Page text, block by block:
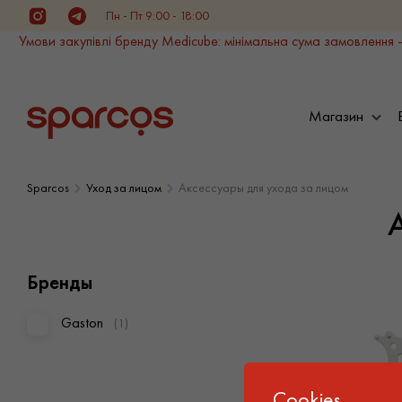
InstagramTelegramПн - Пт 9:00 - 18:00
Умови закупівлі бренду Medicube: мінімальна сума
Магазин
Sparcos Уход за лицом Аксессуары для ухода за лицом
Бренды
Gaston (1)